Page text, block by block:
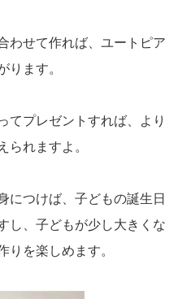
わせて作れば、ユートピア
ります。
てプレゼントすれば、より
られますよ。
につけば、子どもの誕生日
し、子どもが少し大きくな
りを楽しめます。